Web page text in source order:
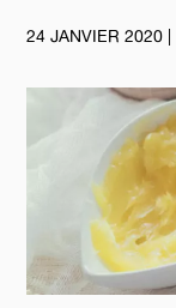
24 JANVIER 2020 |